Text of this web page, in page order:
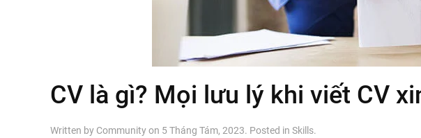
CV là gì? Mọi lưu lý khi viết CV
Written by Communityon 5 Tháng Tám, 2023. Posted in Skills.